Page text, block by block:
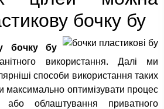
бочку бу
бочку бу
використання. Далі ми
способи використання таких
максимально оптимізувати процес
або облаштування приватного